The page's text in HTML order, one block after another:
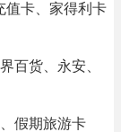
值卡、家得利卡
百货、永安、
假期旅游卡